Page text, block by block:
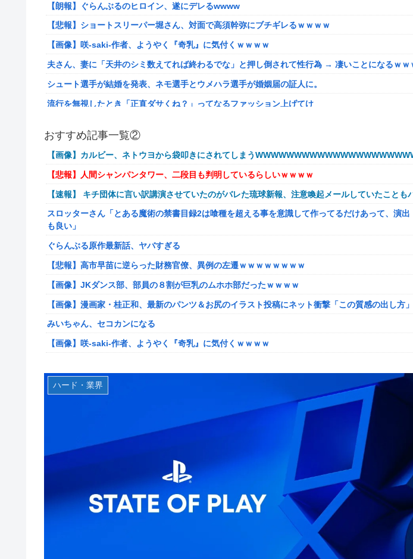
【朗報】ぐらんぶるのヒロイン、遂にデレるwwww
【悲報】ショートスリーパー堀さん、対面で高須幹弥にブチギレるｗｗｗｗ
【画像】咲-saki-作者、ようやく『奇乳』に気付くｗｗｗｗ
夫さん、妻に「天井のシミ数えてれば終わるでな」と押し倒されて性行為 → 凄いことになるｗｗ
シュート選手が結婚を発表、ネモ選手とウメハラ選手が婚姻届の証人に。
流行を無視したとき「正直ダサくね？」ってなるファッション上げてけ
佐藤二朗、妻とのハグを報告「文〇砲より遥かに威力は弱いが、僕のノロケ砲をお見舞いする」
【画像】こんな感じのクルマで車中泊旅したいよな？？？
【朗報】ドラゴンボール史上、最も実力とその人気が伴わない微妙すぎるキャラさん決まる！！
路上駐車中のテスラ車を超弩級のゲリラ豪雨が直撃、水が溢れてどんどん浸かっていくのを……
【艦これ】そもそも深海ってなんか悪いことしたの
【艦これ】けーかいじん 他
【艦これ】E5ヌルイとかいう風説には騙されないぞ スキャンプくらいヌルイのなら考える
【艦これ】もちもちーの本気 他
【ウマ娘】水着シュヴァちいいね！
韓国人「超巨大台風13号ドルフィンが90度直角カーブで韓国に向かう予想‥世界各国の最新スパ
出した直近の台風進路図がこちらです‥」
車大手工場にも女性・高齢者…軽作業ラインやスポットワーク
キャデラックF1、致命的なブレーキ問題の原因が明らかになるも解決には至っておらずめども立た
【緊急】今の若者に急増している『コレ』依存、めちゃくちゃ深刻な模様w w w w w w w w w w
アリスソフト「ランス10」ゲーム画面公開キター！ウルザちゃんは今回も美しい…。前作で助け
【デレマス】 凛「なにこれ、蒼穹のファフナー？」モバP「資料だから見といてくれ」
シュート選手が結婚を発表、ネモ選手とウメハラ選手が婚姻届の証人に。
【ウマ娘】海外の絵師が描いた味付けの濃いウマ娘からしか得られない栄養素はある
【速報】超かぐや姫さん、とんでもないスピンオフ漫画が連載決定ｗｗｗｗｗｗｗｗｗｗｗｗｗｗ
【動画】ブラジルの女子フットサル選手が極悪すぎて5年間の出場停止処分に。
おすすめ記事一覧②
【画像】カルビー、ネトウヨから袋叩きにされてしまう
【悲報】人間シャンパンタワー、二段目も判明しているらしいｗｗｗｗ
【速報】 キチ団体に言い訳講演させていたのがバレた琉球新報、注意喚起メールしていたことも
スロッターさん「とある魔術の禁書目録2は喰種を超える事を意識して作ってるだけあって、演出
も良い」
ぐらんぶる原作最新話、ヤバすぎる
【悲報】高市早苗に逆らった財務官僚、異例の左遷ｗｗｗｗｗｗｗｗ
【画像】JKダンス部、部員の８割が巨乳のムホホ部だったｗｗｗｗ
【画像】漫画家・桂正和、最新のパンツ＆お尻のイラスト投稿にネット衝撃「この質感の出し方
みいちゃん、セコカンになる
【画像】咲-saki-作者、ようやく『奇乳』に気付くｗｗｗｗ
【艦これ】けーかいじん 他
【艦これ】E5ヌルイとかいう風説には騙されないぞ スキャンプくらいヌルイのなら考える
新台スマスロ『Lやじきた道中記参る』評判＆感想まとめ｜通常時はポイント集めで修行、あっぱ
スイカ取りこぼし注意 etc…
【画像】影山優佳さん(25)、下着姿であたシコが止まらない
京大病院、手術ミスで50代女性患者を「植物状態」に 脳腫瘍摘出手術で腫瘍の無い部位を摘出し
【画像】前田敦子さん、脚が長すぎるｗｗｗｗｗｗｗ 【Pickup07091615】
【画像】元モデルのTBS新人アナさん、プリケツ
【画像】日本のセクシー過ぎる女性犯罪者一覧が冗談抜きにレベル高過ぎる件w w w w w w w w w
ハード・業界